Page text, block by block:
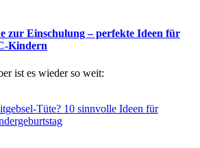
zur Einschulung – perfekte Ideen für
Kindern
ist es wieder so weit: